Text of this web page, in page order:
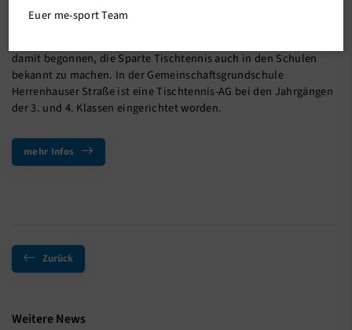
Die Kooperation mit der GGS Herrenhauser Straße wird
damit begonnen, die Sparte Tischtennis auch in den Schulen
bekannt zu machen. In der Gemeinschaftsgrundschule
Herrenhauser Straße ist eine Tischtennis-AG bei den Jahrgängen
der 3. und 4. Klassen eingerichtet worden.
mehr Infos
Zurück
Weitere News
Euer me-sport Team